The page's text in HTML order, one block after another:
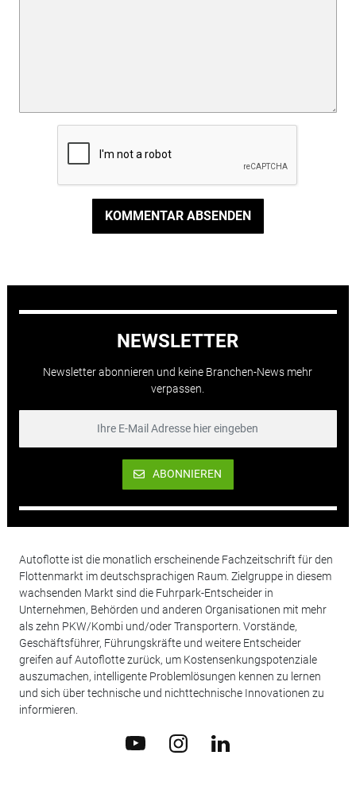
KOMMENTAR ABSENDEN
NEWSLETTER
Newsletter abonnieren und keine Branchen-News mehr
verpassen.
ABONNIEREN
Autoflotte ist die monatlich erscheinende Fachzeitschrift für den
Flottenmarkt im deutschsprachigen Raum. Zielgruppe in diesem
wachsenden Markt sind die Fuhrpark-Entscheider in
Unternehmen, Behörden und anderen Organisationen mit mehr
als zehn PKW/Kombi und/oder Transportern. Vorstände,
Geschäftsführer, Führungskräfte und weitere Entscheider
greifen auf Autoflotte zurück, um Kostensenkungspotenziale
auszumachen, intelligente Problemlösungen kennen zu lernen
und sich über technische und nichttechnische Innovationen zu
informieren.